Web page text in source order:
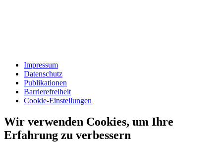
Impressum
Datenschutz
Publikationen
Barrierefreiheit
Cookie-Einstellungen
Wir verwenden Cookies, um Ihre
Erfahrung zu verbessern